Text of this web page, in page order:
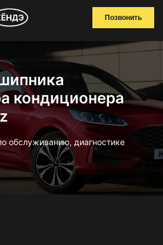
Позвонить
кондиционера
обслуживанию, диагностике